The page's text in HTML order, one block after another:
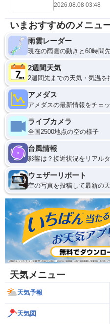
2026.08.08 03:48
いまおすすめのメニュ
雨雲レーダー
現在の雨雲の動きと60時間
2週間天気
2週間先までの天気・気温を
アメダス
アメダスの最新情報をチェ
ライブカメラ
全国2500地点の空の様子
台風情報
影響は？接近状況をリアル
ウェザーリポート
空の写真を投稿して最新の
天気メニュー
天気予報
天気図